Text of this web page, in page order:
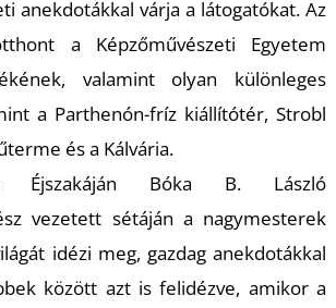
anekdotákkal várja a látogatókat. Az
a Képzőművészeti Egyetem
valamint olyan különleges
a Parthenón-fríz kiállítótér, Strobl
és a Kálvária.
Éjszakáján Bóka B. László
vezetett sétáján a nagymesterek
idézi meg, gazdag anekdotákkal
között azt is felidézve, amikor a